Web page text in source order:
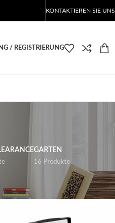
KONTAKTIEREN SIE UNS
/ REGISTRIERUNG
GARTEN
16 Produkte